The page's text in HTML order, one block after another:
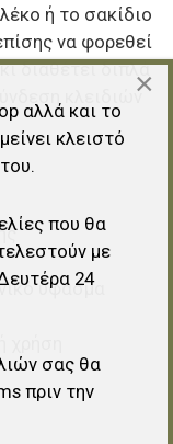
ή το σακίδιο
να φορεθεί
διαθέτει διπλά
κλειδιών
ύφασμα
×
αλλά και το
κλειστό
που θα
με
24
σας θα
πριν την